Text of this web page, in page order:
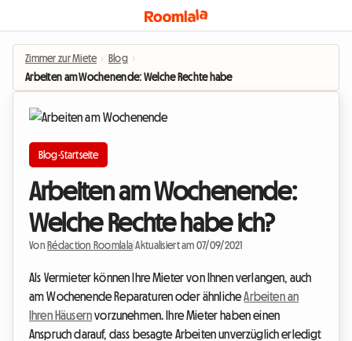
Zimmer zur Miete › Blog ›
Arbeiten am Wochenende: Welche Rechte habe ich?
Blog-Startseite
Arbeiten am Wochenende:
Welche Rechte habe ich?
Von Rédaction Roomlala |Aktualisiert am 07/09/2021
Als Vermieter können Ihre Mieter von Ihnen verlangen, auch
am Wochenende Reparaturen oder ähnlicheArbeiten an
Ihren Häusernvorzunehmen. Ihre Mieter haben einen
Anspruch darauf, dass besagte Arbeiten unverzüglich erledigt